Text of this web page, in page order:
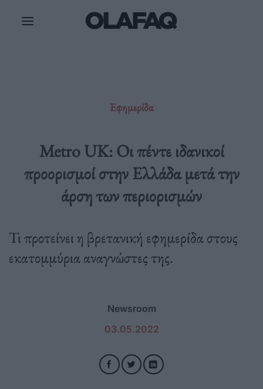
Εφημερίδα
Metro UK: Οι πέντε ιδανικοί
προορισμοί στην Ελλάδα μετά την
άρση των περιορισμών
Τι προτείνει η βρετανική εφημερίδα στους
εκατομμύρια αναγνώστες της.
Newsroom
03.05.2022